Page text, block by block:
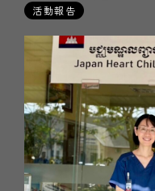
活動報告